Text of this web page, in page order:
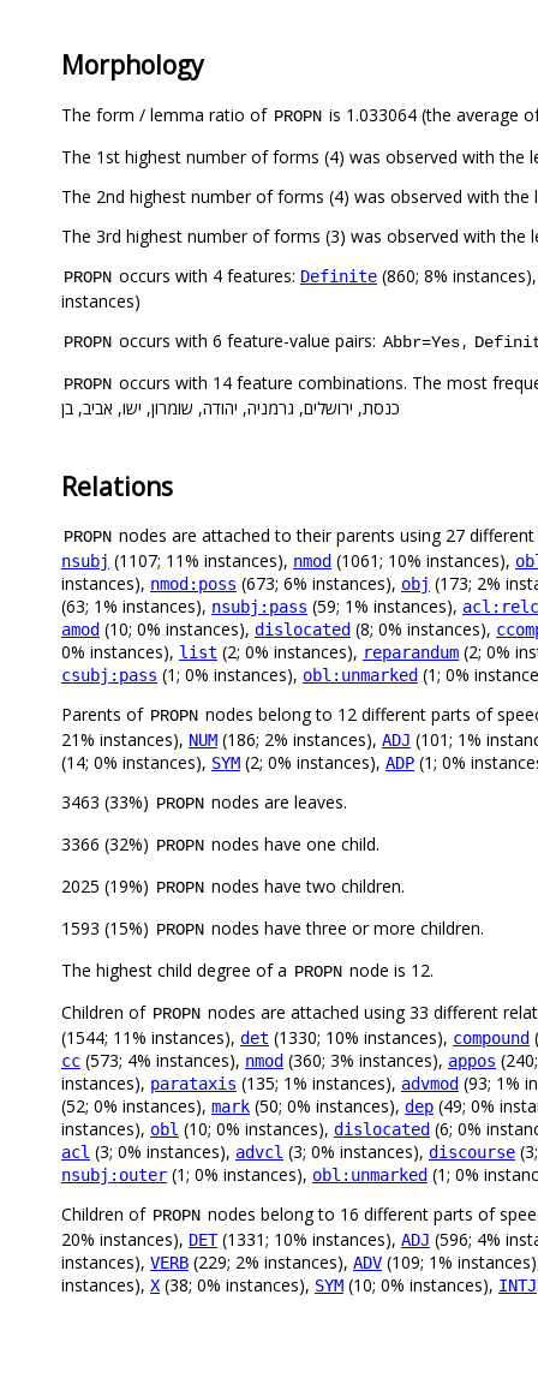
Morphology
The form / lemma ratio of PROPN is 1.033064 (the average
PROPN occurs with 4 features: Definite (860; 8%
instances)
PROPN occurs with 6 feature-value pairs: Abbr=Yes,
PROPN occurs with 14 feature combinations. The most
כנסת, ירושלים, גרמניה, יהודה, שומרון, ישו, אביב, בן
Relations
PROPN nodes are attached to their parents using 27
nsubj (1107; 11% instances), nmod (1061; 10% instances),
instances), nmod:poss (673; 6% instances), obj (173; 2%
(63; 1% instances), nsubj:pass (59; 1% instances),
amod (10; 0% instances), dislocated (8; 0% instances),
0% instances), list (2; 0% instances), reparandum (2; 0%
csubj:pass (1; 0% instances), obl:unmarked (1; 0%
Parents of PROPN nodes belong to 12 different parts of
21% instances), NUM (186; 2% instances), ADJ (101; 1%
(14; 0% instances), SYM (2; 0% instances), ADP (1; 0%
3463 (33%) PROPN nodes are leaves.
3366 (32%) PROPN nodes have one child.
2025 (19%) PROPN nodes have two children.
1593 (15%) PROPN nodes have three or more children.
The highest child degree of a PROPN node is 12.
Children of PROPN nodes are attached using 33 different
(1544; 11% instances), det (1330; 10% instances), compound
cc (573; 4% instances), nmod (360; 3% instances), appos
instances), parataxis (135; 1% instances), advmod (93; 1%
(52; 0% instances), mark (50; 0% instances), dep (49; 0%
instances), obl (10; 0% instances), dislocated (6; 0%
acl (3; 0% instances), advcl (3; 0% instances), discourse
nsubj:outer (1; 0% instances), obl:unmarked (1; 0%
Children of PROPN nodes belong to 16 different parts of
20% instances), DET(1331; 10% instances), ADJ (596; 4%
instances), VERB (229; 2% instances), ADV (109; 1%
instances), X (38; 0% instances), SYM (10; 0% instances), INTJ